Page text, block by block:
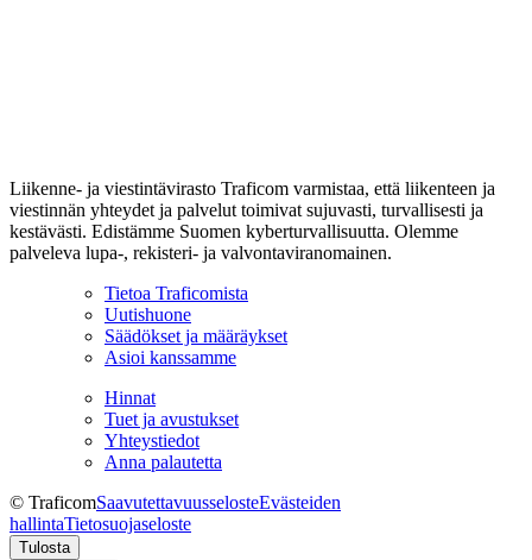
Liikenne- ja viestintävirasto Traficom varmistaa, että liikenteen ja
viestinnän yhteydet ja palvelut toimivat sujuvasti, turvallisesti ja
kestävästi. Edistämme Suomen kyberturvallisuutta. Olemme
palveleva lupa-, rekisteri- ja valvontaviranomainen.
Tietoa Traficomista
Uutishuone
Säädökset ja määräykset
Asioi kanssamme
Hinnat
Tuet ja avustukset
Yhteystiedot
Anna palautetta
© TraficomSaavutettavuusselosteEvästeiden
hallintaTietosuojaseloste
Tulosta